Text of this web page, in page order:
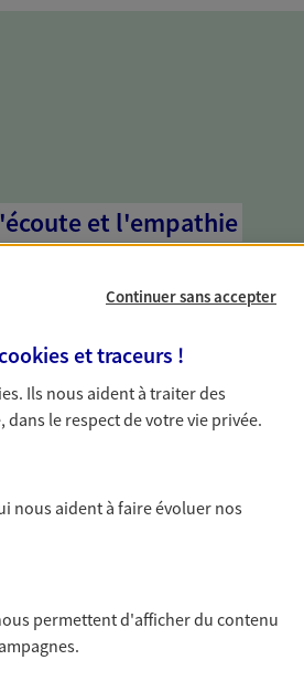
et l'empathie
l'empathie au cœur de leurs échanges
Continuer sans accepter
et traceurs !
. Ils nous aident à traiter des
le respect de votre vie privée.
nous aident à faire évoluer nos
permettent d'afficher du contenu